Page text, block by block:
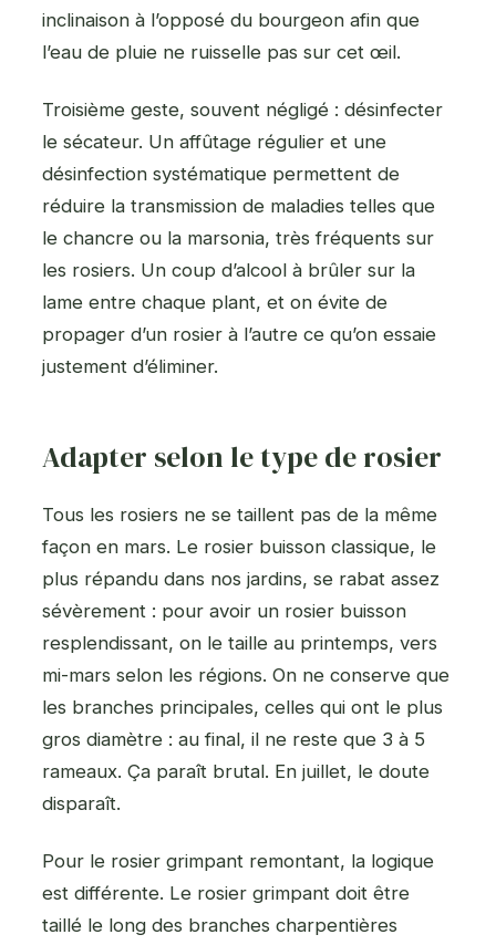
inclinaison à l’opposé du bourgeon afin que
l’eau de pluie ne ruisselle pas sur cet œil.
Troisième geste, souvent négligé : désinfecter
le sécateur. Un affûtage régulier et une
désinfection systématique permettent de
réduire la transmission de maladies telles que
le chancre ou la marsonia, très fréquents sur
les rosiers. Un coup d’alcool à brûler sur la
lame entre chaque plant, et on évite de
propager d’un rosier à l’autre ce qu’on essaie
justement d’éliminer.
Adapter selon le type de rosier
Tous les rosiers ne se taillent pas de la même
façon en mars. Le rosier buisson classique, le
plus répandu dans nos jardins, se rabat assez
sévèrement : pour avoir un rosier buisson
resplendissant, on le taille au printemps, vers
mi-mars selon les régions. On ne conserve que
les branches principales, celles qui ont le plus
gros diamètre : au final, il ne reste que 3 à 5
rameaux. Ça paraît brutal. En juillet, le doute
disparaît.
Pour le rosier grimpant remontant, la logique
est différente. Le rosier grimpant doit être
taillé le long des branches charpentières